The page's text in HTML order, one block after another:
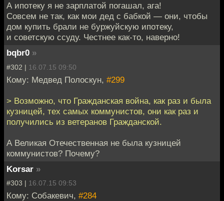
А ипотеку я не зарплатой погашал, ага!
Совсем не так, как мои дед с бабкой — они, чтобы
дом купить брали не буржуйскую ипотеку,
и советскую ссуду. Честнее как-то, наверно!
bqbr0 »
#302 | 16.07.15 09:50
Кому: Медвед Полоскун, #299
> Возможно, что Гражданская война, как раз и была
кузницей, тех самых коммунистов, они как раз и
получились из ветеранов Гражданской.
А Великая Отечественная не была кузницей
коммунистов? Почему?
Korsar »
#303 | 16.07.15 09:53
Кому: Собакевич, #284